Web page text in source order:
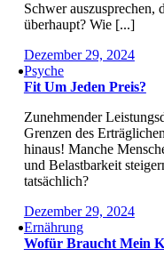
Schwer auszusprechen,
überhaupt? Wie [...]
Dezember 29, 2024
Psyche
Fit Um Jeden Preis?
Zunehmender
Grenzen des
hinaus! Manche
und Belastbarkeit
tatsächlich?
Dezember 29, 2024
Ernährung
Wofür Braucht Mein